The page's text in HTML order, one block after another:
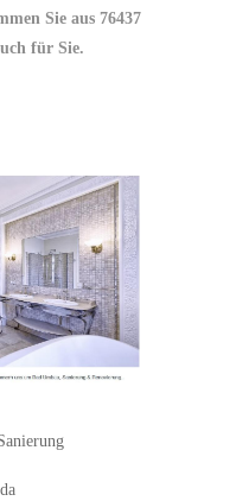
Sie aus 76437
für Sie.